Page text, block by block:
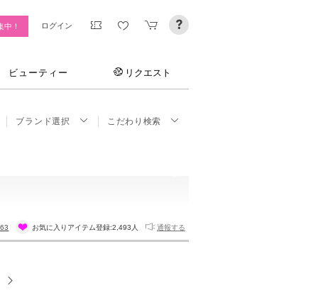
中！ ログイン
ビューティー リクエスト
ブランド選択 こだわり検索
お気に入りアイテム登録:2,493人 通報する